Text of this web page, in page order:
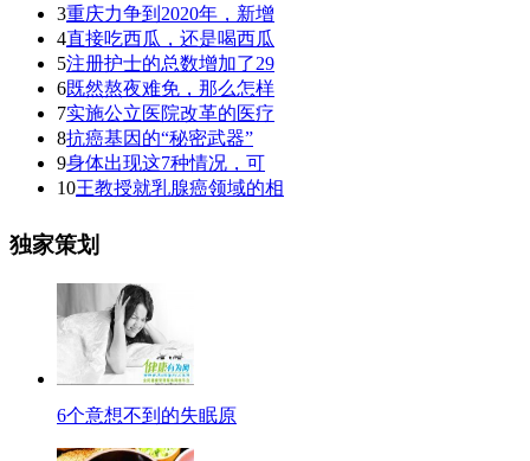
3重庆力争到2020年，新增
4直接吃西瓜，还是喝西瓜
5注册护士的总数增加了29
6既然熬夜难免，那么怎样
7实施公立医院改革的医疗
8抗癌基因的“秘密武器”
9身体出现这7种情况，可
10王教授就乳腺癌领域的相
独家策划
6个意想不到的失眠原